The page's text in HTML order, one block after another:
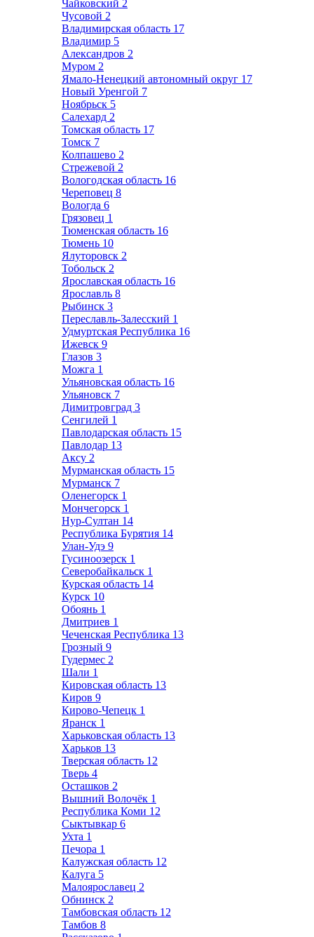
Чайковский 2
Чусовой 2
Владимирская область 17
Владимир 5
Александров 2
Муром 2
Ямало-Ненецкий автономный округ 17
Новый Уренгой 7
Ноябрьск 5
Салехард 2
Томская область 17
Томск 7
Колпашево 2
Стрежевой 2
Вологодская область 16
Череповец 8
Вологда 6
Грязовец 1
Тюменская область 16
Тюмень 10
Ялуторовск 2
Тобольск 2
Ярославская область 16
Ярославль 8
Рыбинск 3
Переславль-Залесский 1
Удмуртская Республика 16
Ижевск 9
Глазов 3
Можга 1
Ульяновская область 16
Ульяновск 7
Димитровград 3
Сенгилей 1
Павлодарская область 15
Павлодар 13
Аксу 2
Мурманская область 15
Мурманск 7
Оленегорск 1
Мончегорск 1
Нур-Султан 14
Республика Бурятия 14
Улан-Удэ 9
Гусиноозерск 1
Северобайкальск 1
Курская область 14
Курск 10
Обоянь 1
Дмитриев 1
Чеченская Республика 13
Грозный 9
Гудермес 2
Шали 1
Кировская область 13
Киров 9
Кирово-Чепецк 1
Яранск 1
Харьковская область 13
Харьков 13
Тверская область 12
Тверь 4
Осташков 2
Вышний Волочёк 1
Республика Коми 12
Сыктывкар 6
Ухта 1
Печора 1
Калужская область 12
Калуга 5
Малоярославец 2
Обнинск 2
Тамбовская область 12
Тамбов 8